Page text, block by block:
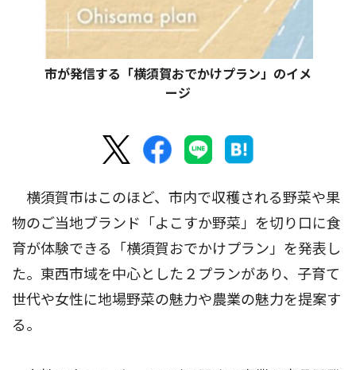
市が発信する「横須賀おでかけプラン」のイメ
ージ
横須賀市はこのほど、市内で収穫される野菜や果
物のご当地ブランド「よこすか野菜」を切り口に食
育が体験できる「横須賀おでかけプラン」を発表し
た。東西市域を中心とした２プランがあり、子育て
世代や女性に地場野菜の魅力や農業の魅力を提案す
る。